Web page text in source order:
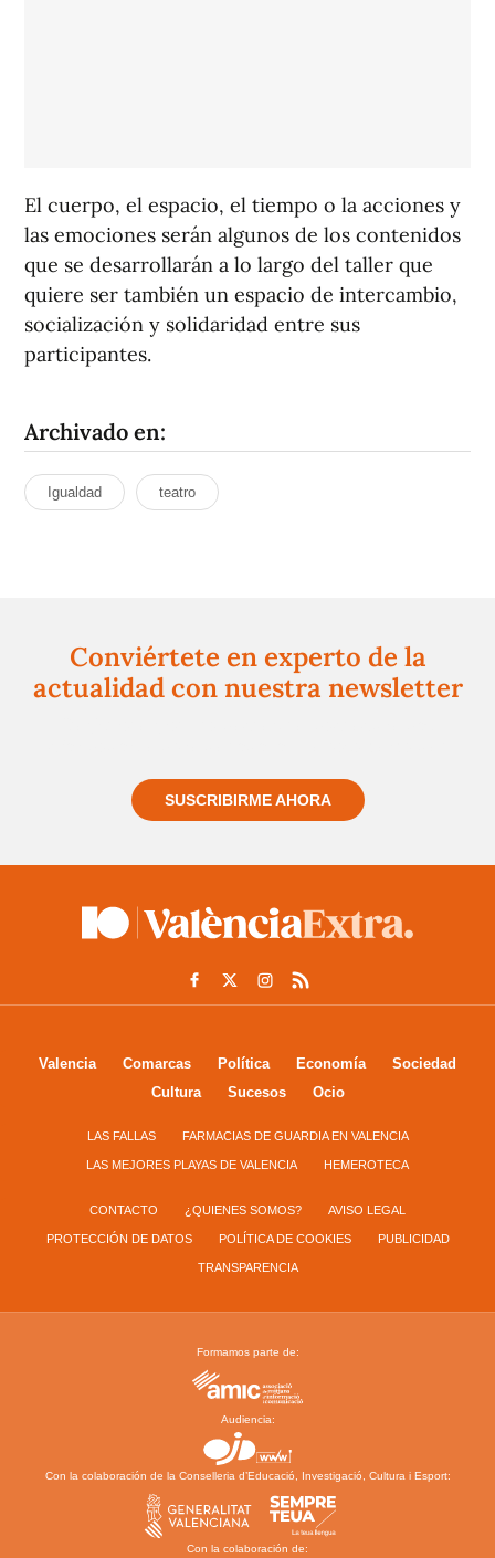
El cuerpo, el espacio, el tiempo o la acciones y
las emociones serán algunos de los contenidos
que se desarrollarán a lo largo del taller que
quiere ser también un espacio de intercambio,
socialización y solidaridad entre sus
participantes.
Archivado en:
Igualdad teatro
Conviértete en experto de la
actualidad con nuestra newsletter
SUSCRIBIRME AHORA
Valencia Comarcas Política Economía
Sociedad
Cultura
Sucesos Ocio
LAS FALLAS FARMACIAS DE GUARDIA EN VALENCIA
LAS MEJORES PLAYAS DE VALENCIA HEMEROTECA
CONTACTO ¿QUIENES SOMOS? AVISO LEGAL
PROTECCIÓN DE DATOS POLÍTICA DE COOKIES PUBLICIDAD
TRANSPARENCIA
Formamos parte de:
Audiencia:
Con la colaboración de la Conselleria d’Educació, Investigació, Cultura i Esport:
Con la colaboración de: